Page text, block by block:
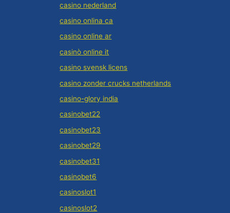
casino nederland
casino onlina ca
casino online ar
casinò online it
casino svensk licens
casino zonder crucks netherlands
casino-glory india
casinobet22
casinobet23
casinobet29
casinobet31
casinobet6
casinoslot1
casinoslot2